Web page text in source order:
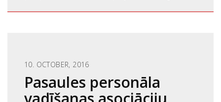
10. OCTOBER, 2016
Pasaules personāla